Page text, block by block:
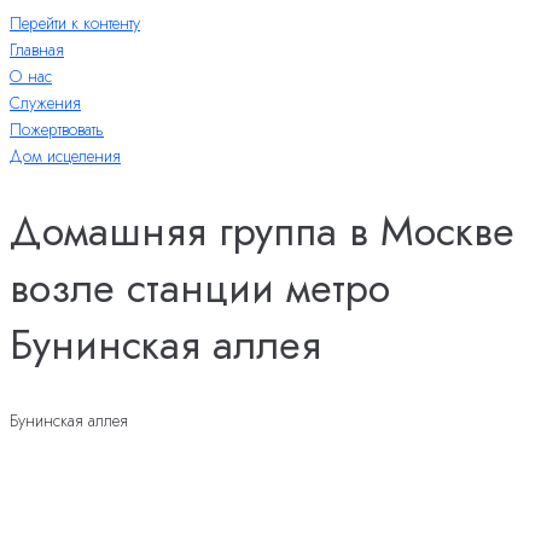
Перейти к контенту
Главная
О нас
Служения
Пожертвовать
Дом исцеления
Домашняя группа в Москве
возле станции метро
Бунинская аллея
Бунинская аллея